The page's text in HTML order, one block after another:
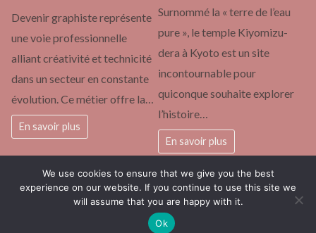
Devenir graphiste représente
une voie professionnelle
alliant créativité et technicité
dans un secteur en constante
évolution. Ce métier offre la…
En savoir plus
Surnommé la « terre de l’eau
pure », le temple Kiyomizu-
dera à Kyoto est un site
incontournable pour
quiconque souhaite explorer
l’histoire…
En savoir plus
actualité européenne vue par les enfants
WordPress
We use cookies to ensure that we give you the best
experience on our website. If you continue to use this site we
will assume that you are happy with it.
Ok